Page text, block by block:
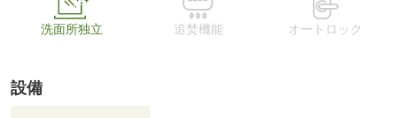
洗面所独立 追焚機能 オートロック
設備